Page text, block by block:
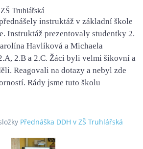
Truhlářská
instruktáž v základní škole
Instruktáž prezentovaly studentky 2.
Havlíková a Michaela
2.B a 2.C. Žáci byli velmi šikovní a
Reagovali na dotazy a nebyl zde
Rády jsme tuto školu
Přednáška DDH v ZŠ Truhlářská